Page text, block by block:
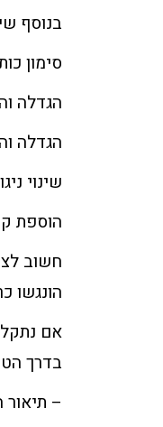
בנוסף
סימון
הגדלה
הגדלה
שינוי
הוספת
חשוב
הונגשו
אם
בדרך
– תיאור